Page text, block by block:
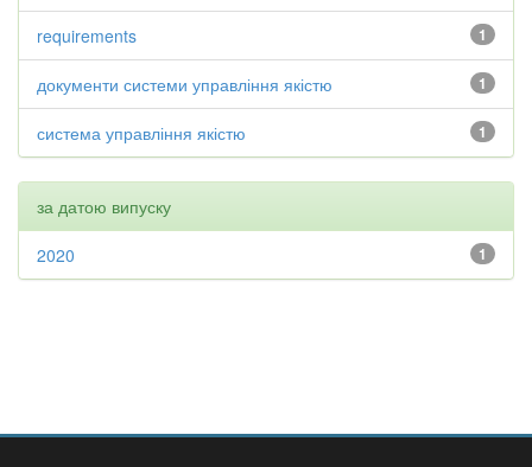
1
requirements
1
документи системи управління якістю
1
система управління якістю
за датою випуску
1
2020